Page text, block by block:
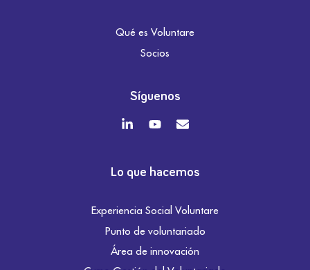
Qué es Voluntare
Socios
Síguenos
Lo que hacemos
Experiencia Social Voluntare
Punto de voluntariado
Área de innovación